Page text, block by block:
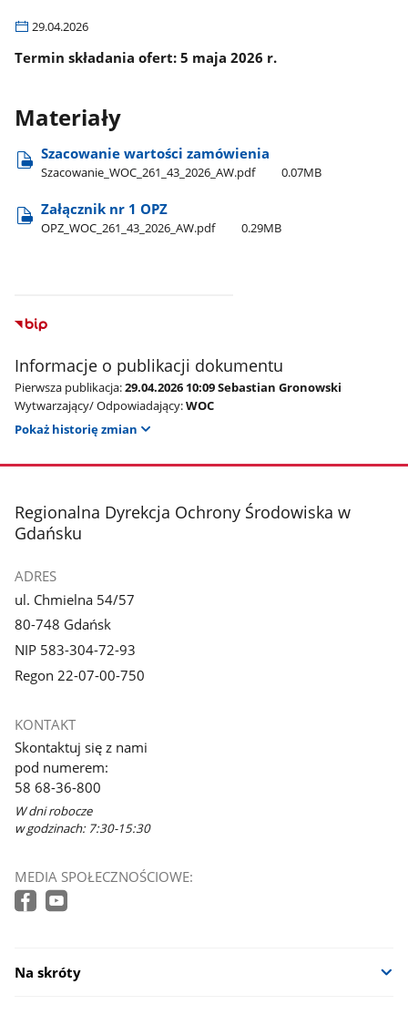
29.04.2026
Termin składania ofert: 5 maja 2026 r.
Materiały
Szacowanie wartości zamówienia
Szacowanie​_WOC​_261​_43​_2026​_AW.pdf 0.07MB
Załącznik nr 1 OPZ
OPZ​_WOC​_261​_43​_2026​_AW.pdf 0.29MB
Informacje o publikacji dokumentu
Pierwsza publikacja:29.04.2026 10:09 Sebastian Gronowski
Wytwarzający/ Odpowiadający:WOC
Pokaż historię zmian
stopka
Regionalna Dyrekcja Ochrony Środowiska w
Gdańsku
ADRES
ul. Chmielna 54/57
80-748 Gdańsk
NIP 583-304-72-93
Regon 22-07-00-750
KONTAKT
Skontaktuj się z nami
pod numerem:
58 68-36-800
W dni robocze
w godzinach: 7:30-15:30
MEDIA SPOŁECZNOŚCIOWE:
Na skróty